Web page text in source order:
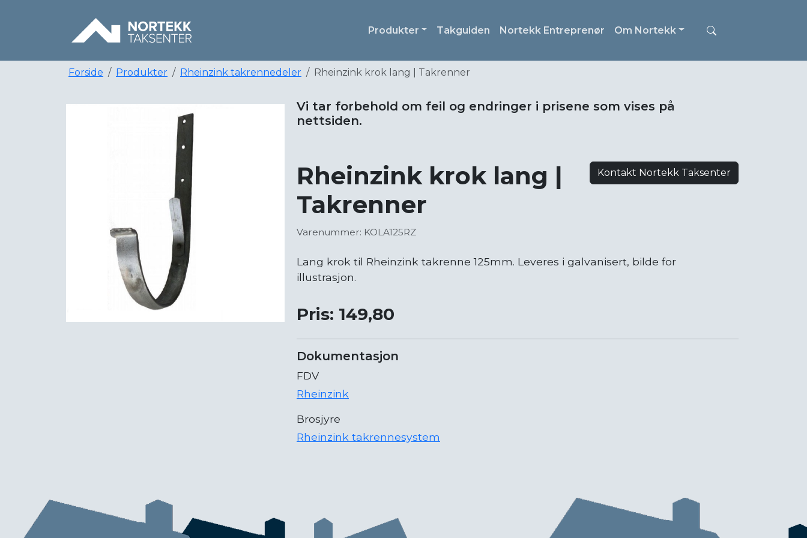
Produkter Takguiden Nortekk Entreprenør Om Nortekk
Forside Produkter Rheinzink takrennedeler Rheinzink krok lang | Takrenner
Vi tar forbehold om feil og endringer i prisene som vises på
nettsiden.
Kontakt Nortekk Taksenter
Rheinzink krok lang |
Takrenner
Varenummer: KOLA125RZ
Lang krok til Rheinzink takrenne 125mm. Leveres i galvanisert, bilde for
illustrasjon.
Pris: 149,80
Dokumentasjon
FDV
Rheinzink
Brosjyre
Rheinzink takrennesystem